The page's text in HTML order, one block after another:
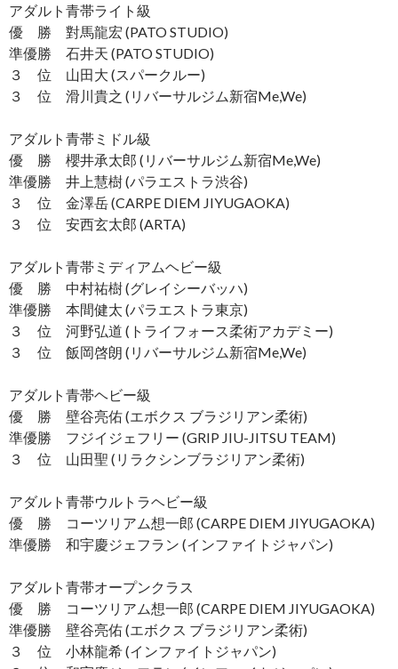
アダルト青帯ライト級
優 勝 對馬龍宏 (PATO STUDIO)
準優勝 石井天 (PATO STUDIO)
３ 位 山田大 (スパークルー)
３ 位 滑川貴之 (リバーサルジム新宿Me,We)
アダルト青帯ミドル級
優 勝 櫻井承太郎 (リバーサルジム新宿Me,We)
準優勝 井上慧樹 (パラエストラ渋谷)
３ 位 金澤岳 (CARPE DIEM JIYUGAOKA)
３ 位 安西玄太郎 (ARTA)
アダルト青帯ミディアムヘビー級
優 勝 中村祐樹 (グレイシーバッハ)
準優勝 本間健太 (パラエストラ東京)
３ 位 河野弘道 (トライフォース柔術アカデミー)
３ 位 飯岡啓朗 (リバーサルジム新宿Me,We)
アダルト青帯ヘビー級
優 勝 壁谷亮佑 (エボクス ブラジリアン柔術)
準優勝 フジイジェフリー (GRIP JIU-JITSU TEAM)
３ 位 山田聖 (リラクシンブラジリアン柔術)
アダルト青帯ウルトラヘビー級
優 勝 コーツリアム想一郎 (CARPE DIEM JIYUGAOKA)
準優勝 和宇慶ジェフラン (インファイトジャパン)
アダルト青帯オープンクラス
優 勝 コーツリアム想一郎 (CARPE DIEM JIYUGAOKA)
準優勝 壁谷亮佑 (エボクス ブラジリアン柔術)
３ 位 小林龍希 (インファイトジャパン)